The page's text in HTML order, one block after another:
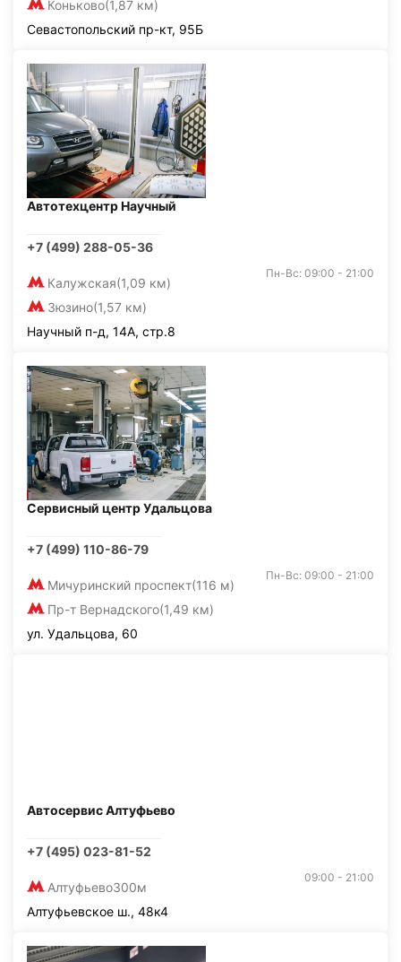
Коньково(1,87 км)
Севастопольский пр-кт, 95Б
Автотехцентр Научный
+7 (499) 288-05-36
Калужская(1,09 км)
Зюзино(1,57 км)
Пн-Вс: 09:00 - 21:00
Научный п-д, 14А, стр.8
Сервисный центр Удальцова
+7 (499) 110-86-79
Мичуринский проспект(116 м)
Пр-т Вернадского(1,49 км)
Пн-Вс: 09:00 - 21:00
ул. Удальцова, 60
Автосервис Алтуфьево
+7 (495) 023-81-52
Алтуфьево300м
09:00 - 21:00
Алтуфьевское ш., 48к4